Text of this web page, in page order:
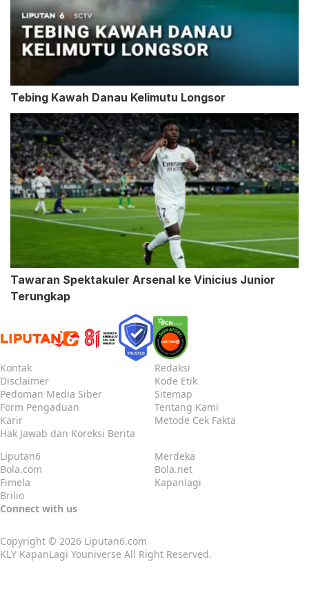
Tebing Kawah Danau Kelimutu Longsor
Tawaran Spektakuler Arsenal ke Vinicius Junior
Terungkap
Kontak
Redaksi
Disclaimer
Kode Etik
Pedoman Media Siber
Sitemap
Form Pengaduan
Tentang Kami
Karir
Metode Cek Fakta
Hak Jawab dan Koreksi Berita
Liputan6
Merdeka
Bola.com
Bola.net
Fimela
Kapanlagi
Brilio
Connect with us
Copyright © 2026 Liputan6.com
KLY KapanLagi Youniverse All Right Reserved.